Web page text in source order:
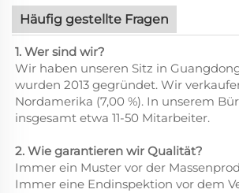
Häufig gestellte Fragen
1. Wer sind wir?
Wir haben unseren Sitz in
wurden 2013 gegründet. Wir
Nordamerika (7,00 %). In unserem
insgesamt etwa 11-50 Mitarbeiter.
2. Wie garantieren wir Qualität?
Immer ein Muster vor der
Immer eine Endinspektion vor dem